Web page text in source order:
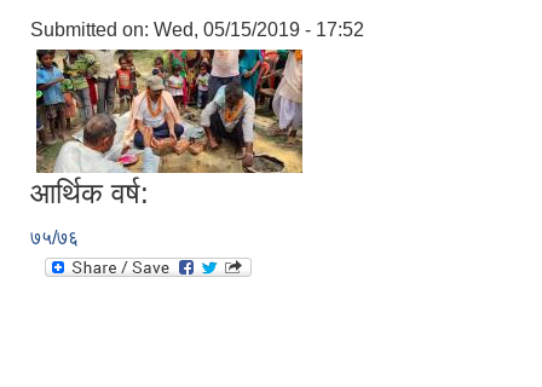
Submitted on: Wed, 05/15/2019 - 17:52
आर्थिक वर्ष:
७५/७६